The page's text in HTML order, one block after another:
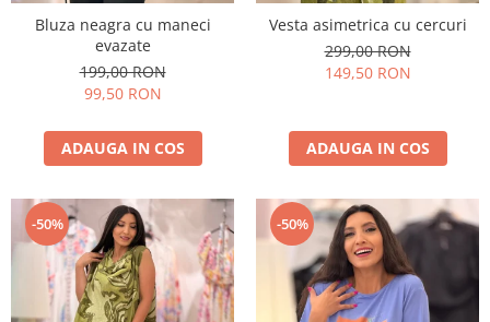
Bluza neagra cu maneci
evazate
199,00 RON
99,50 RON
ADAUGA IN COS
Vesta asimetrica cu cercuri
299,00 RON
149,50 RON
ADAUGA IN COS
-50% -50%